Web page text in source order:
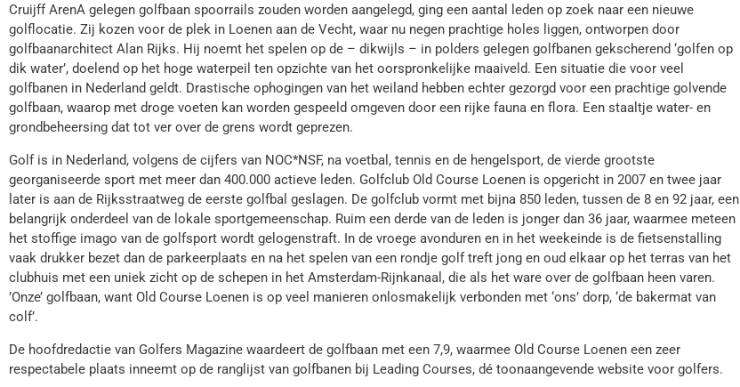
Cruijff ArenA gele­gen golfbaan spoorrails zouden worden aangelegd, ging een aantal leden op zoek naar een nieuwe
golflocatie. Zij kozen voor de plek in Loenen aan de Vecht, waar nu negen prachtige holes liggen, ontworpen door
golfbaanarchitect Alan Rijks. Hij noemt het spelen op de – dikwijls – in polders gelegen golfbanen gekscherend ‘golfen op
dik water’, doelend op het hoge waterpeil ten opzichte van het oorspronkelijke maaiveld. Een situatie die voor veel
golfbanen in Nederland geldt. Drastische ophogingen van het weiland hebben echter gezorgd voor een prachtige golvende
golfbaan, waarop met droge voeten kan worden gespeeld omgeven door een rijke fauna en flora. Een staaltje water- en
grondbeheersing dat tot ver over de grens wordt geprezen.
Golf is in Nederland, volgens de cijfers van NOC*NSF, na voetbal, tennis en de hengelsport, de vierde grootste
georganiseerde sport met meer dan 400.000 actieve leden. Golfclub Old Course Loenen is opgericht in 2007 en twee jaar
later is aan de Rijksstraatweg de eerste golfbal geslagen. De golfclub vormt met bijna 850 leden, tussen de 8 en 92 jaar, een
belangrijk onderdeel van de lokale sportgemeenschap. Ruim een derde van de leden is jonger dan 36 jaar, waarmee meteen
het stoffige imago van de golfsport wordt gelogenstraft. In de vroege avonduren en in het weekeinde is de fietsenstalling
vaak drukker bezet dan de parkeerplaats en na het spelen van een rondje golf treft jong en oud elkaar op het terras van het
clubhuis met een uniek zicht op de schepen in het Amsterdam-Rijnkanaal, die als het ware over de golfbaan heen varen.
’Onze’ golfbaan, want Old Course Loenen is op veel manieren onlosmakelijk verbonden met ‘ons’ dorp, ‘de bakermat van
colf’.
De hoofdredactie van Golfers Magazine waardeert de golfbaan met een 7,9, waarmee Old Course Loenen een zeer
respectabele plaats inneemt op de ranglijst van golfbanen bij Leading Courses, dé toonaangevende website voor golfers.